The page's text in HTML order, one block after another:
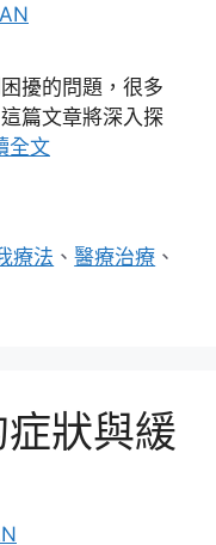
擾的問題，很多
篇文章將深入探
全文
療法 、醫療治療 、
狀與緩